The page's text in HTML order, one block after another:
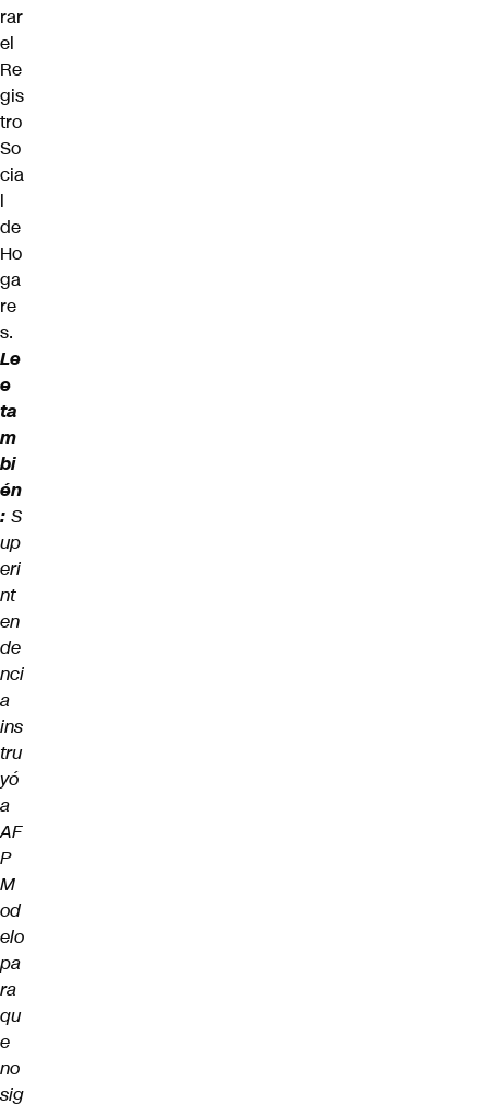
rar
el
Re
gis
tro
So
cia
l
de
Ho
ga
re
s.
Le
e
ta
m
bi
én
: S
up
eri
nt
en
de
nci
a
ins
tru
yó
a
AF
P
M
od
elo
pa
ra
qu
e
no
sig